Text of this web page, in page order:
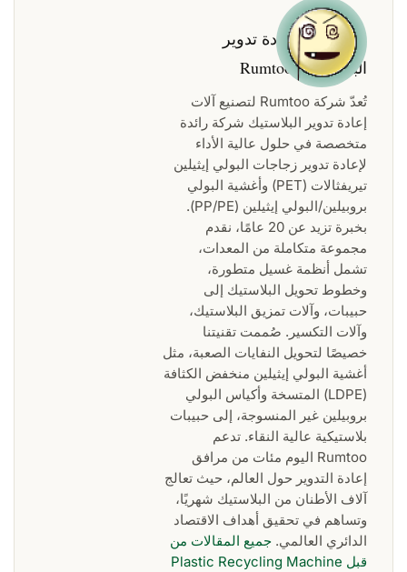
مؤلف: آلة إعادة تدوير
البلاستيك - Rumtoo
تُعدّ شركة Rumtoo لتصنيع آلات
إعادة تدوير البلاستيك شركة رائدة
متخصصة في حلول عالية الأداء
لإعادة تدوير زجاجات البولي إيثيلين
تيريفثالات (PET) وأغشية البولي
بروبيلين/البولي إيثيلين (PP/PE).
بخبرة تزيد عن 20 عامًا، نقدم
مجموعة متكاملة من المعدات،
تشمل أنظمة غسيل متطورة،
وخطوط تحويل البلاستيك إلى
حبيبات، وآلات تمزيق البلاستيك،
وآلات التكسير. صُممت تقنيتنا
خصيصًا لتحويل النفايات الصعبة، مثل
أغشية البولي إيثيلين منخفض الكثافة
(LDPE) المتسخة وأكياس البولي
بروبيلين غير المنسوجة، إلى حبيبات
بلاستيكية عالية النقاء. تدعم
Rumtoo اليوم مئات من مرافق
إعادة التدوير حول العالم، حيث تعالج
آلاف الأطنان من البلاستيك شهريًا،
وتساهم في تحقيق أهداف الاقتصاد
الدائري العالمي. جميع المقالات من
قبل Plastic Recycling Machine